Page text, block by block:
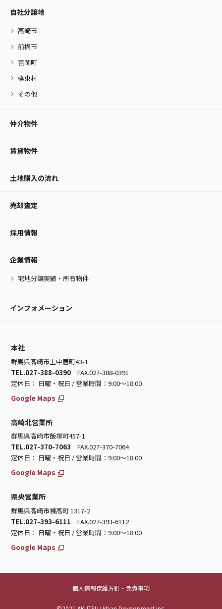
自社分譲地
高崎市
前橋市
吉岡町
榛東村
その他
仲介物件
賃貸物件
土地購入の流れ
売却査定
採用情報
企業情報
宅地分譲実績・所有物件
インフォメーション
本社
群馬県高崎市上中居町43-1
TEL.027-388-0390 FAX.027-388-0391
定休日： 日曜・祝日 / 営業時間：9:00～18:00
Google Maps
高崎北営業所
群馬県高崎市飯塚町457-1
TEL.027-370-7063 FAX.027-370-7064
定休日： 日曜・祝日 / 営業時間：9:00～18:00
Google Maps
県央営業所
群馬県高崎市棟高町 1317-2
TEL.027-393-6111 FAX.027-393-6112
定休日： 日曜・祝日 / 営業時間：9:00～18:00
Google Maps
個人情報保護方針・免責事項